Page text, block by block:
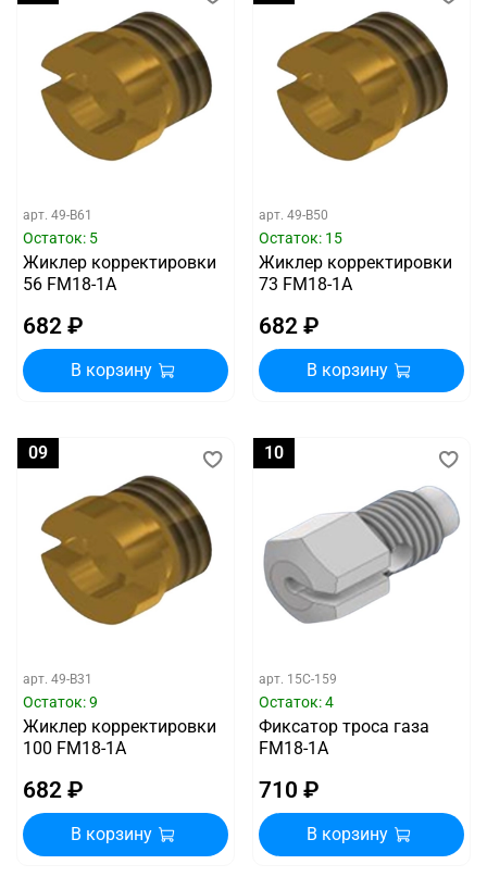
арт. 49-B61
Остаток: 5
Жиклер корректировки
56 FM18-1A
682 ₽
В корзину
арт. 49-B50
Остаток: 15
Жиклер корректировки
73 FM18-1A
682 ₽
В корзину
09
арт. 49-B31
Остаток: 9
Жиклер корректировки
100 FM18-1A
682 ₽
В корзину
10
арт. 15C-159
Остаток: 4
Фиксатор троса газа
FM18-1A
710 ₽
В корзину